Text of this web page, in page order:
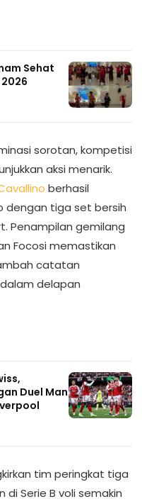
Sehat
sorotan, kompetisi
aksi menarik.
berhasil
dengan tiga set bersih
Penampilan gemilang
Focosi memastikan
catatan
delapan
Duel Man
tim peringkat tiga
Serie B voli semakin